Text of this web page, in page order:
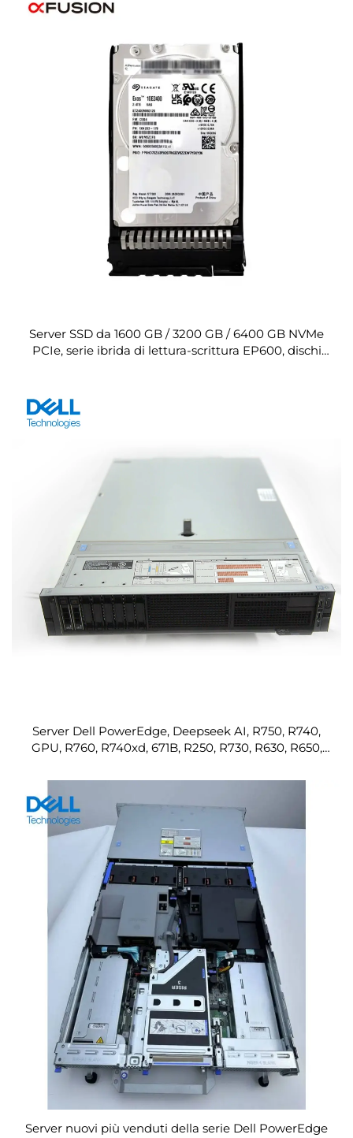
Server SSD da 1600 GB / 3200 GB / 6400 GB NVMe
PCIe, serie ibrida di lettura-scrittura EP600, dischi
Server Dell PowerEdge, Deepseek AI, R750, R740,
GPU, R760, R740xd, 671B, R250, R730, R630, R650,
Server nuovi più venduti della serie Dell PowerEdge